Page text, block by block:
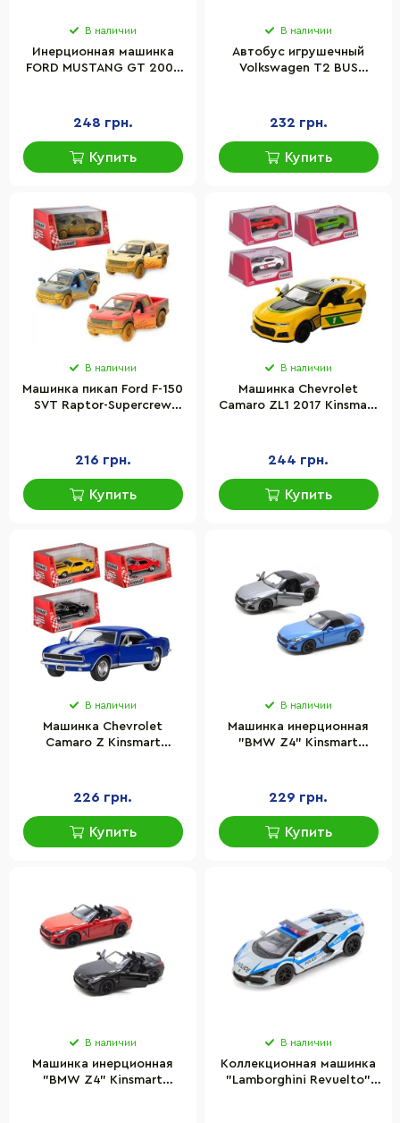
В наличии
Инерционная машинка
FORD MUSTANG GT 2006
248 грн.
Купить
В наличии
Автобус игрушечный
Volkswagen T2 BUS
232 грн.
Купить
В наличии
Машинка пикап Ford F-150
SVT Raptor-Supercrew
1:46
216 грн.
Купить
В наличии
Машинка Chevrolet
Camaro ZL1 2017 Kinsmart
244 грн.
Купить
В наличии
Машинка Chevrolet
Camaro Z Kinsmart
226 грн.
Купить
В наличии
Машинка инерционная
"BMW Z4" Kinsmart
229 грн.
Купить
В наличии
Машинка инерционная
"BMW Z4" Kinsmart
В наличии
Коллекционная машинка
"Lamborghini Revuelto"